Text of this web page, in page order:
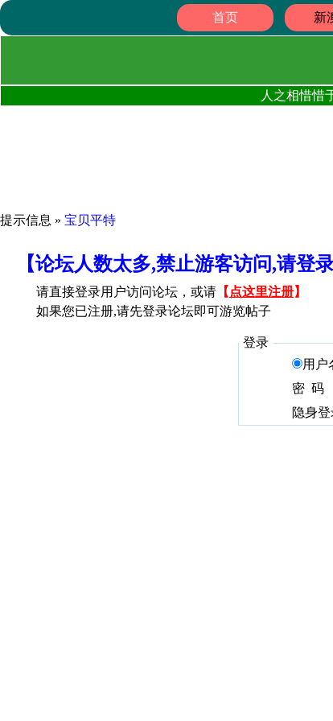
首页 新
人之相惜惜
提示信息 » 宝贝平特
【论坛人数太多,禁止游客访问,请登
请直接登录用户访问论坛，或请 【 点这里注册】
如果您已注册,请先登录论坛即可游览帖子
登录
用户
密 码
隐身